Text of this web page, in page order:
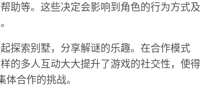
助等。这些决定会影响到角色的行为方式及
探索别墅，分享解谜的乐趣。在合作模式
的多人互动大大提升了游戏的社交性，使得
合作的挑战。